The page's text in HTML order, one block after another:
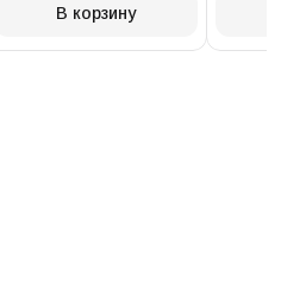
В корзину